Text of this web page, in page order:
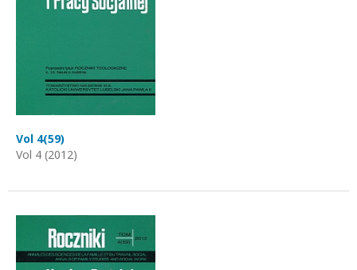
Vol 4(59)
Vol 4 (2012)